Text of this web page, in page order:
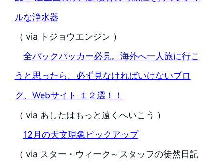
ルな浄水器
（ via トジョウエンジン ）
全バックパッカー必見。海外へ一人旅に行こ
うと思ったら、必ず見なければいけないブロ
グ、Webサイト １２選！！
（ via あしたはもっと遠くへいこう ）
12月の天文現象ピックアップ
（ via スター・ウィーク～スタッフの徒然日記